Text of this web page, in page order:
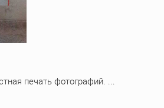
печать фотографий. ...